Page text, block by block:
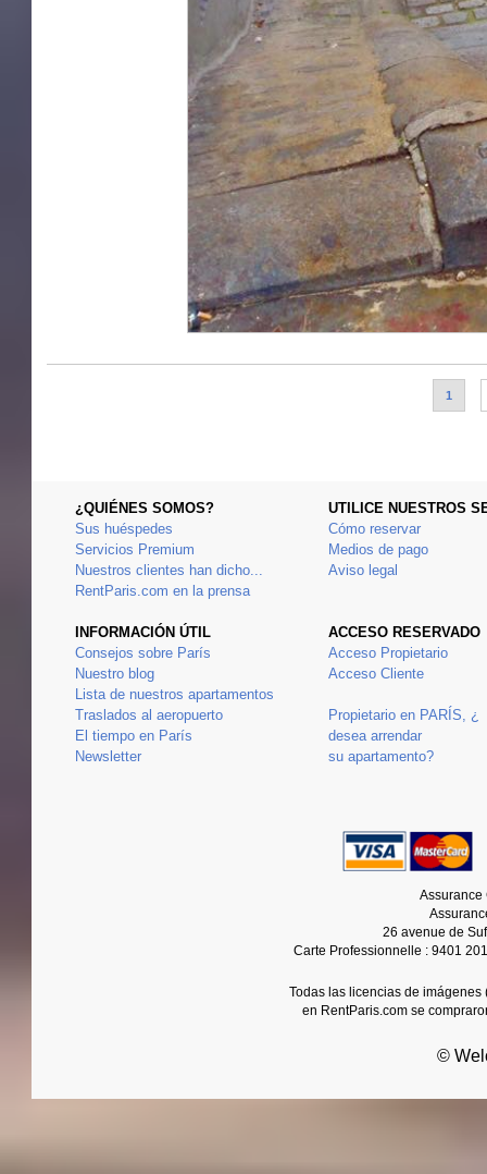
1
¿QUIÉNES SOMOS?
Sus huéspedes
Servicios Premium
Nuestros clientes han dicho...
RentParis.com en la prensa
INFORMACIÓN ÚTIL
Consejos sobre París
Nuestro blog
Lista de nuestros apartamentos
Traslados al aeropuerto
El tiempo en París
Newsletter
UTILICE NUESTROS
Cómo reservar
Medios de pago
Aviso legal
ACCESO RESERVADO
Acceso Propietario
Acceso Cliente
Propietario en PARÍS, ¿
desea arrendar
su apartamento?
Assurance
26 avenue de
Carte Professionnelle : 9401
Todas las licencias de
en RentParis.com se
©